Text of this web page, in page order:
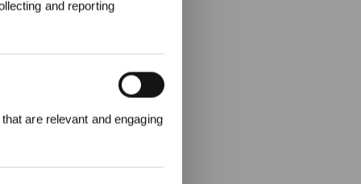
and reporting
are relevant and engaging
€.